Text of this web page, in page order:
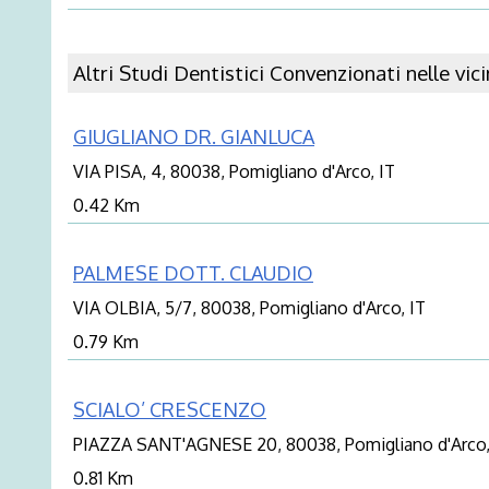
Altri Studi Dentistici Convenzionati nelle
GIUGLIANO DR. GIANLUCA
VIA PISA, 4, 80038, Pomigliano d'Arco, IT
0.42 Km
PALMESE DOTT. CLAUDIO
VIA OLBIA, 5/7, 80038, Pomigliano d'Arco, IT
0.79 Km
SCIALO’ CRESCENZO
PIAZZA SANT'AGNESE 20, 80038, Pomigliano
0.81 Km